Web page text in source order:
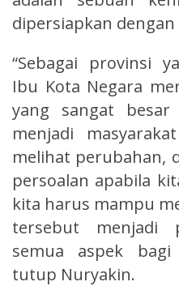
dipersiapkan dengan
“Sebagai provinsi
Ibu Kota Negara
yang sangat
menjadi
melihat perubahan,
persoalan apabila
kita harus mampu
tersebut menjadi
semua aspek bagi
tutup Nuryakin.